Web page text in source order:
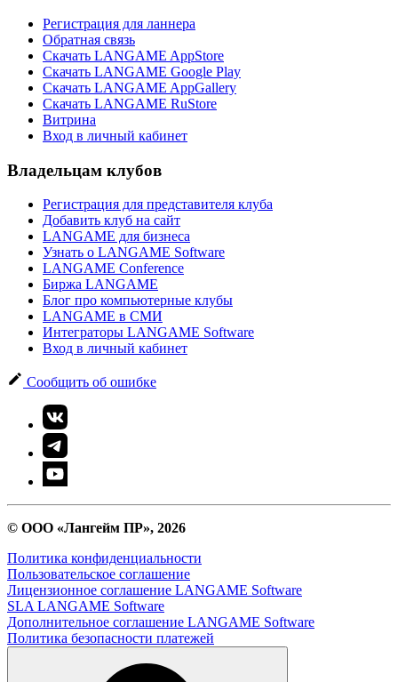
Регистрация для ланнера
Обратная связь
Скачать LANGAME AppStore
Скачать LANGAME Google Play
Скачать LANGAME AppGallery
Скачать LANGAME RuStore
Витрина
Вход в личный кабинет
Владельцам клубов
Регистрация для представителя клуба
Добавить клуб на сайт
LANGAME для бизнеса
Узнать о LANGAME Software
LANGAME Conference
Биржа LANGAME
Блог про компьютерные клубы
LANGAME в СМИ
Интеграторы LANGAME Software
Вход в личный кабинет
Сообщить об ошибке
© ООО «Лангейм ПР», 2026
Политика конфиденциальности
Пользовательское соглашение
Лицензионное соглашение LANGAME Software
SLA LANGAME Software
Дополнительное соглашение LANGAME Software
Политика безопасности платежей